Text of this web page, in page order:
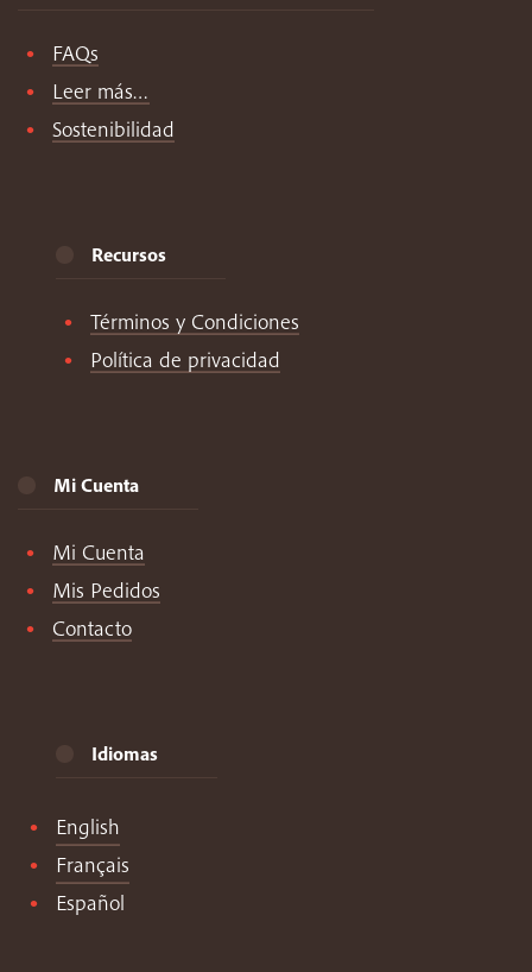
FAQs
Leer más…
Sostenibilidad
Recursos
Términos y Condiciones
Política de privacidad
Mi Cuenta
Mi Cuenta
Mis Pedidos
Contacto
Idiomas
English
Français
Español